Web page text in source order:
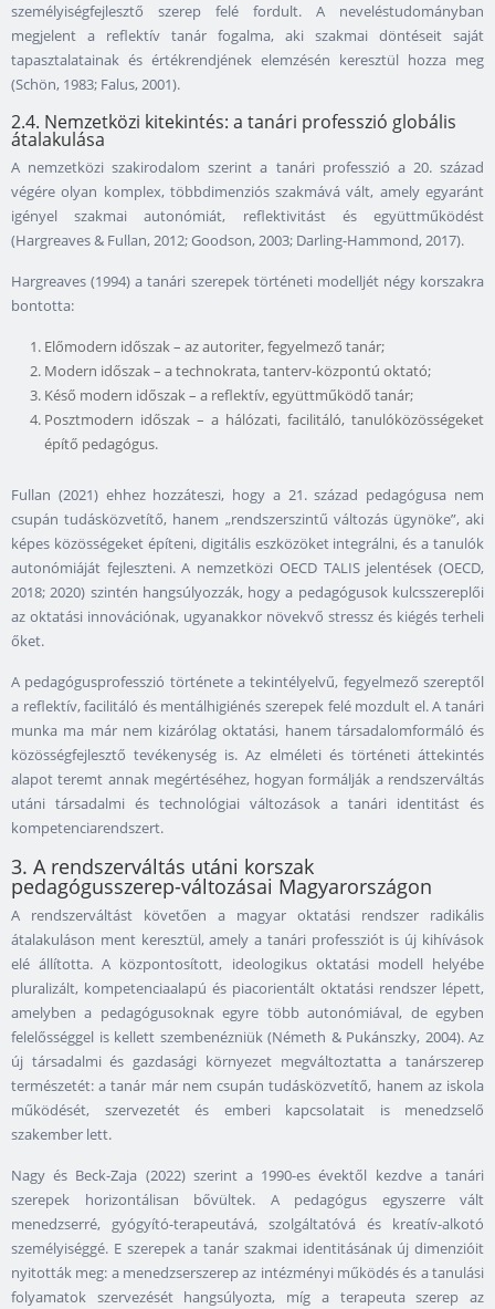
személyiségfejlesztő szerep felé fordult. A neveléstudományban
megjelent a reflektív tanár fogalma, aki szakmai döntéseit saját
tapasztalatainak és értékrendjének elemzésén keresztül hozza meg
(Schön, 1983; Falus, 2001).
2.4. Nemzetközi kitekintés: a tanári professzió globális
átalakulása
A nemzetközi szakirodalom szerint a tanári professzió a 20. század
végére olyan komplex, többdimenziós szakmává vált, amely egyaránt
igényel szakmai autonómiát, reflektivitást és együttműködést
(Hargreaves & Fullan, 2012; Goodson, 2003; Darling-Hammond, 2017).
Hargreaves (1994) a tanári szerepek történeti modelljét négy korszakra
bontotta:
Előmodern időszak – az autoriter, fegyelmező tanár;
Modern időszak – a technokrata, tanterv-központú oktató;
Késő modern időszak – a reflektív, együttműködő tanár;
Posztmodern időszak – a hálózati, facilitáló, tanulóközösségeket
építő pedagógus.
Fullan (2021) ehhez hozzáteszi, hogy a 21. század pedagógusa nem
csupán tudásközvetítő, hanem „rendszerszintű változás ügynöke”, aki
képes közösségeket építeni, digitális eszközöket integrálni, és a tanulók
autonómiáját fejleszteni. A nemzetközi OECD TALIS jelentések (OECD,
2018; 2020) szintén hangsúlyozzák, hogy a pedagógusok kulcsszereplői
az oktatási innovációnak, ugyanakkor növekvő stressz és kiégés terheli
őket.
A pedagógusprofesszió története a tekintélyelvű, fegyelmező szereptől
a reflektív, facilitáló és mentálhigiénés szerepek felé mozdult el. A tanári
munka ma már nem kizárólag oktatási, hanem társadalomformáló és
közösségfejlesztő tevékenység is. Az elméleti és történeti áttekintés
alapot teremt annak megértéséhez, hogyan formálják a rendszerváltás
utáni társadalmi és technológiai változások a tanári identitást és
kompetenciarendszert.
3. A rendszerváltás utáni korszak
pedagógusszerep-változásai Magyarországon
A rendszerváltást követően a magyar oktatási rendszer radikális
átalakuláson ment keresztül, amely a tanári professziót is új kihívások
elé állította. A központosított, ideologikus oktatási modell helyébe
pluralizált, kompetenciaalapú és piacorientált oktatási rendszer lépett,
amelyben a pedagógusoknak egyre több autonómiával, de egyben
felelősséggel is kellett szembenézniük (Németh & Pukánszky, 2004). Az
új társadalmi és gazdasági környezet megváltoztatta a tanárszerep
természetét: a tanár már nem csupán tudásközvetítő, hanem az iskola
működését, szervezetét és emberi kapcsolatait is menedzselő
szakember lett.
Nagy és Beck-Zaja (2022) szerint a 1990-es évektől kezdve a tanári
szerepek horizontálisan bővültek. A pedagógus egyszerre vált
menedzserré, gyógyító-terapeutává, szolgáltatóvá és kreatív-alkotó
személyiséggé. E szerepek a tanár szakmai identitásának új dimenzióit
nyitották meg: a menedzserszerep az intézményi működés és a tanulási
folyamatok szervezését hangsúlyozta, míg a terapeuta szerep az